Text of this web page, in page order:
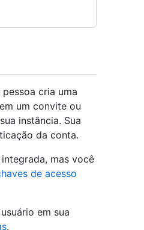
cria uma
um convite ou
instância. Sua
da conta.
mas você
de acesso
em sua
.